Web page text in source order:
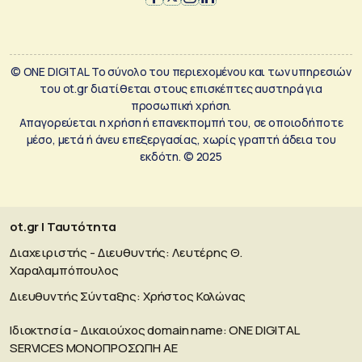
© ONE DIGITAL Το σύνολο του περιεχομένου και των υπηρεσιών
του ot.gr διατίθεται στους επισκέπτες αυστηρά για
προσωπική χρήση.
Απαγορεύεται η χρήση ή επανεκπομπή του, σε οποιοδήποτε
μέσο, μετά ή άνευ επεξεργασίας, χωρίς γραπτή άδεια του
εκδότη. © 2025
ot.gr | Ταυτότητα
Διαχειριστής - Διευθυντής: Λευτέρης Θ.
Χαραλαμπόπουλος
Διευθυντής Σύνταξης: Χρήστος Κολώνας
Ιδιοκτησία - Δικαιούχος domain name: ΟΝΕ DIGITAL
SERVICES MONOΠΡΟΣΩΠΗ ΑΕ